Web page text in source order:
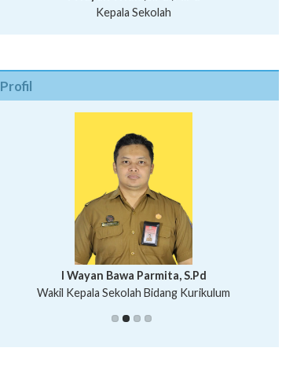
Kepala Sekolah
Profil
Putu Suhartana, S.Pd.
I Wayan Bawa Parmita, S.Pd
Wakil Kepala Sekolah Bidang Kurikulum
I Wayan Gede Aditya Pratita, S.Pd., M.Sn
Ni Wayan Nopi Sutantri, S.Pd.